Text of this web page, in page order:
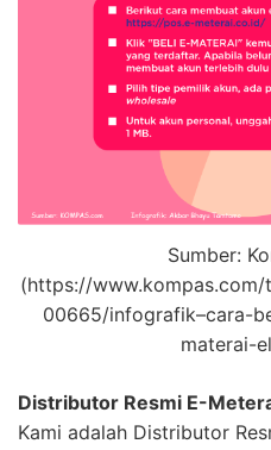
Sumber:
(https://
00665/infografik–cara-
materai-
Distributor Resmi E-
Kami adalah Distributor